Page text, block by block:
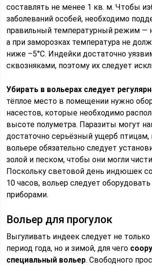
составлять не менее 1 кв. м. Чтобы
заболеваний особей, необходимо
правильный температурный режим —
а при заморозках температура не
ниже –5°С. Индейки достаточно
сквозняками, поэтому их следует
Убирать в вольерах следует
тёплое место в помещении нужно
насестов, которые необходимо
высоте полуметра. Паразиты могут
достаточно серьёзный ущерб птицам,
вольере обязательно следует
золой и песком, чтобы они могли
Поскольку световой день индюшек
10 часов, вольер следует
приборами.
Вольер для прогулок
Выгуливать индеек следует не
период года, но и зимой, для чего
специальный вольер. Свободного